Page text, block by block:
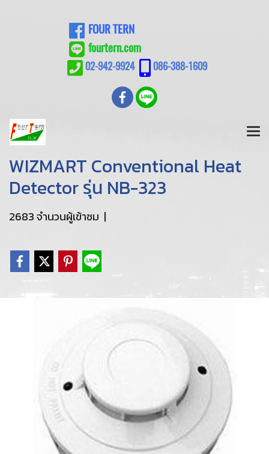
FOUR TERN
fourtern.com
02-942-9924 086-388-1609
WIZMART Conventional Heat
Detector รุ่น NB-323
2683 จำนวนผู้เข้าชม |